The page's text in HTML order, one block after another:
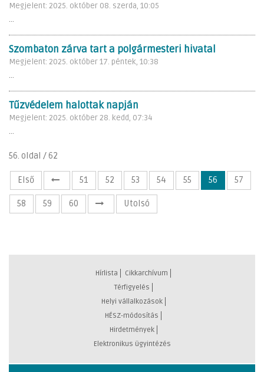
Megjelent: 2025. október 08. szerda, 10:05
...
Szombaton zárva tart a polgármesteri hivatal
Megjelent: 2025. október 17. péntek, 10:38
...
Tűzvédelem halottak napján
Megjelent: 2025. október 28. kedd, 07:34
...
56. oldal / 62
Első 51 52 53 54 55 56 57
58 59 60 Utolsó
Hírlista
Cikkarchívum
Térfigyelés
Helyi vállalkozások
HÉSZ-módosítás
Hirdetmények
Elektronikus ügyintézés